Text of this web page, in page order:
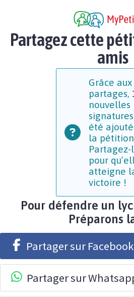
Partagez cette
amis
Grâce aux
partages,
nouvelles
été
la
Partagez-
pour
atteigne
victoire !
Pour défendre un
Préparons
Partager sur Facebook
Partager sur